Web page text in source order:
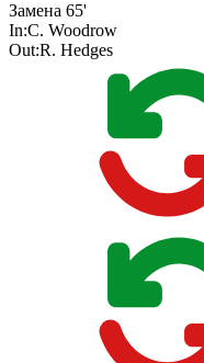
Замена 65'
In:C. Woodrow
Out:R. Hedges